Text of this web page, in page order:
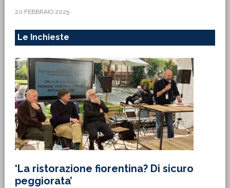
20 FEBBRAIO 2025
Le Inchieste
‘La ristorazione fiorentina? Di sicuro
peggiorata’